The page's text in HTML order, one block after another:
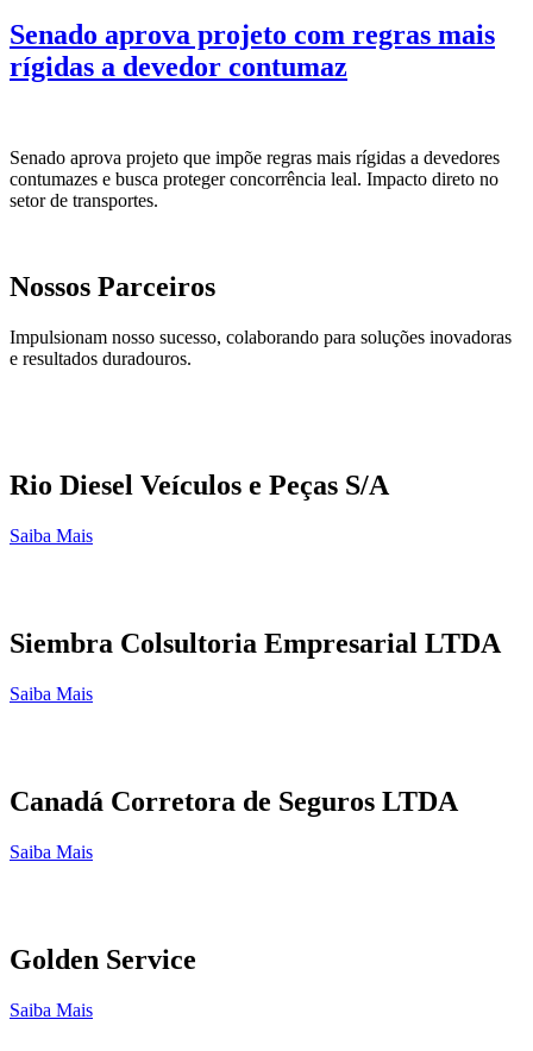
Senado aprova projeto com regras mais
rígidas a devedor contumaz
Senado aprova projeto que impõe regras mais rígidas a devedores
contumazes e busca proteger concorrência leal. Impacto direto no
setor de transportes.
Nossos Parceiros
Impulsionam nosso sucesso, colaborando para soluções inovadoras
e resultados duradouros.
Rio Diesel Veículos e Peças S/A
Saiba Mais
Siembra Colsultoria Empresarial LTDA
Saiba Mais
Canadá Corretora de Seguros LTDA
Saiba Mais
Golden Service
Saiba Mais